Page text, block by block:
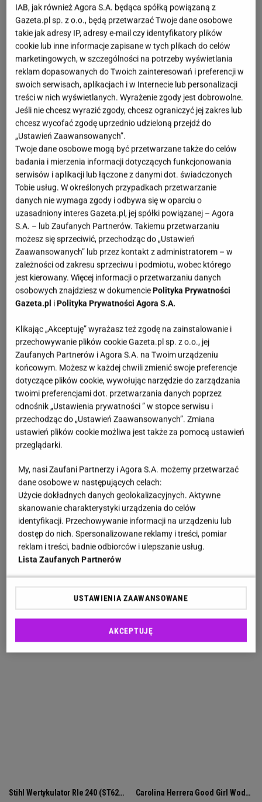
obowiązkiem, który trudno pogodzić z
codziennością. Tymczasem istnieją rośliny, które
świetnie odnajdują się w trudnych warunkach i nie
potrzebują ciągłej opieki. Sekret tkwi nie w częstym
podlewaniu, ale w rozsądnym wyborze gatunków i
odpowiednim momencie sadzenia. Właśnie to
sprawia, że rabata może wyglądać dobrze nawet
wtedy, gdy przez kilka dni nikt się nią nie zajmuje.
IAB, jak również Agora S.A. będąca spółką powiązaną z
Gazeta.pl sp. z o.o., będą przetwarzać Twoje dane osobowe
takie jak adresy IP, adresy e-mail czy identyfikatory plików
cookie lub inne informacje zapisane w tych plikach do celów
marketingowych, w szczególności na potrzeby wyświetlania
reklam dopasowanych do Twoich zainteresowań i preferencji w
swoich serwisach, aplikacjach i w Internecie lub personalizacji
treści w nich wyświetlanych. Wyrażenie zgody jest dobrowolne.
Jeśli nie chcesz wyrazić zgody, chcesz ograniczyć jej zakres lub
chcesz wycofać zgodę uprzednio udzieloną przejdź do
„Ustawień Zaawansowanych”.
Twoje dane osobowe mogą być przetwarzane także do celów
badania i mierzenia informacji dotyczących funkcjonowania
serwisów i aplikacji lub łączone z danymi dot. świadczonych
Tobie usług. W określonych przypadkach przetwarzanie
danych nie wymaga zgody i odbywa się w oparciu o
uzasadniony interes Gazeta.pl, jej spółki powiązanej – Agora
S.A. – lub Zaufanych Partnerów. Takiemu przetwarzaniu
możesz się sprzeciwić, przechodząc do „Ustawień
Zaawansowanych” lub przez kontakt z administratorem – w
zależności od zakresu sprzeciwu i podmiotu, wobec którego
jest kierowany. Więcej informacji o przetwarzaniu danych
osobowych znajdziesz w dokumenciePolityka Prywatności
Gazeta.pl iPolityka Prywatności Agora S.A.
Klikając „Akceptuję” wyrażasz też zgodę na zainstalowanie i
przechowywanie plików cookie Gazeta.pl sp. z o.o., jej
Zaufanych Partnerów i Agora S.A. na Twoim urządzeniu
końcowym. Możesz w każdej chwili zmienić swoje preferencje
dotyczące plików cookie, wywołując narzędzie do zarządzania
twoimi preferencjami dot. przetwarzania danych poprzez
odnośnik „Ustawienia prywatności ” w stopce serwisu i
przechodząc do „Ustawień Zaawansowanych”. Zmiana
ustawień plików cookie możliwa jest także za pomocą ustawień
przeglądarki.
My, nasi Zaufani Partnerzy i Agora S.A. możemy przetwarzać
dane osobowe w następujących celach:
Użycie dokładnych danych geolokalizacyjnych. Aktywne
skanowanie charakterystyki urządzenia do celów
identyfikacji. Przechowywanie informacji na urządzeniu lub
dostęp do nich. Spersonalizowane reklamy i treści, pomiar
reklam i treści, badnie odbiorców i ulepszanie usług.
Lista Zaufanych Partnerów
USTAWIENIA ZAAWANSOWANE
AKCEPTUJĘ